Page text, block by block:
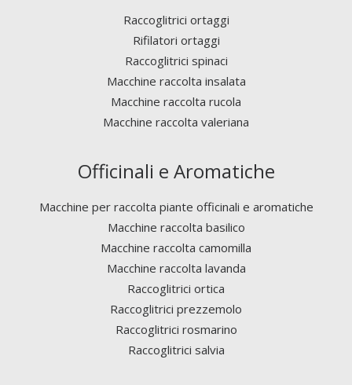
Raccoglitrici ortaggi
Rifilatori ortaggi
Raccoglitrici spinaci
Macchine raccolta insalata
Macchine raccolta rucola
Macchine raccolta valeriana
Officinali e Aromatiche
Macchine per raccolta piante officinali e aromatiche
Macchine raccolta basilico
Macchine raccolta camomilla
Macchine raccolta lavanda
Raccoglitrici ortica
Raccoglitrici prezzemolo
Raccoglitrici rosmarino
Raccoglitrici salvia